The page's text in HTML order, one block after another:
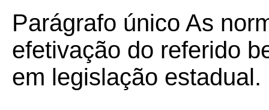
Parágrafo único As
efetivação do referido
em legislação estadual.